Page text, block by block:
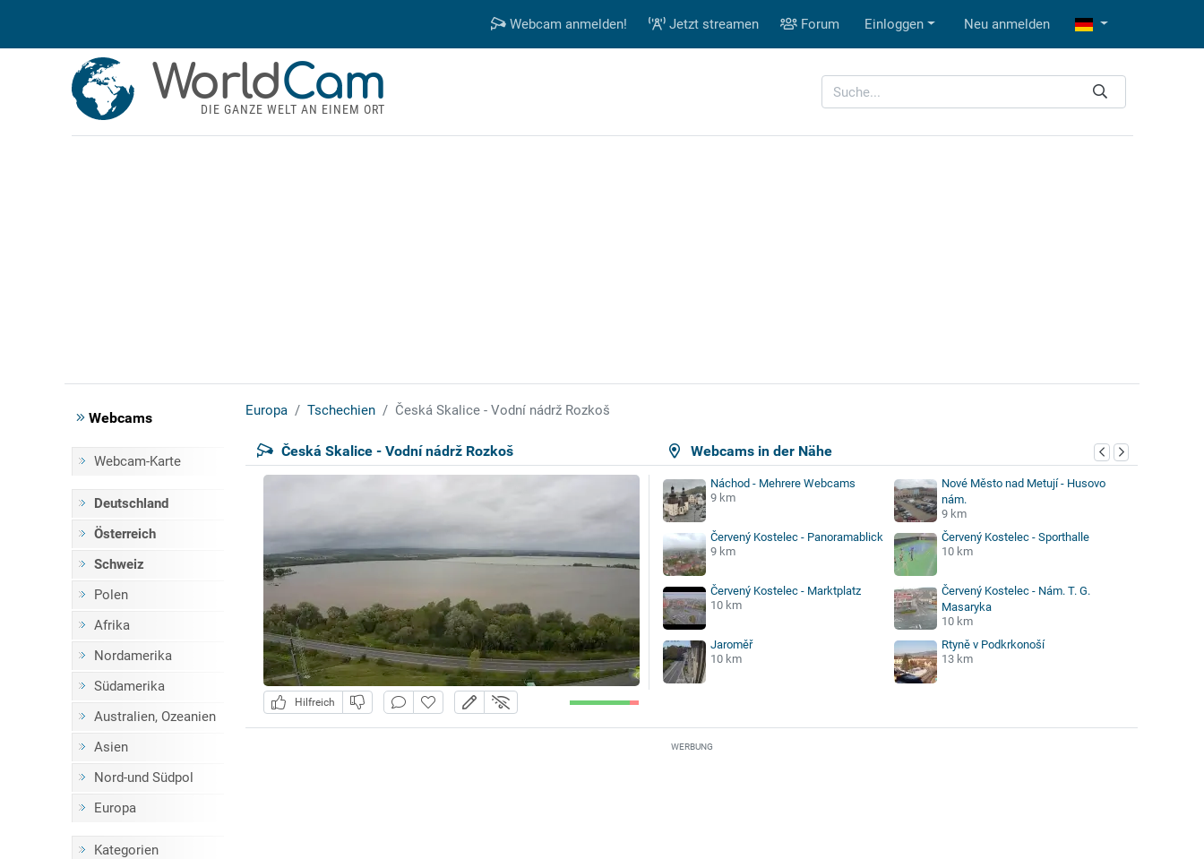
Webcam anmelden! Jetzt streamen Forum Einloggen Neu anmelden
WorldCam
DIE GANZE WELT AN EINEM ORT
Webcams
Webcam-Karte
Deutschland
Österreich
Schweiz
Polen
Afrika
Nordamerika
Südamerika
Australien, Ozeanien
Asien
Nord-und Südpol
Europa
Kategorien
Europa Tschechien Česká Skalice - Vodní nádrž Rozkoš
Webcams in der Nähe
Česká Skalice - Vodní nádrž Rozkoš
Hilfreich
Náchod - Mehrere Webcams
9 km
Nové Město nad Metují - Husovo
nám.
9 km
Červený Kostelec - Panoramablick
9 km
Červený Kostelec - Sporthalle
10 km
Červený Kostelec - Marktplatz
10 km
Červený Kostelec - Nám. T. G.
Masaryka
10 km
Jaroměř
10 km
Rtyně v Podkrkonoší
13 km
WERBUNG